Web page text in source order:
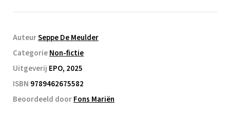
AuteurSeppe De Meulder
CategorieNon-fictie
Uitgeverij EPO, 2025
ISBN 9789462675582
Beoordeeld doorFons Mariën